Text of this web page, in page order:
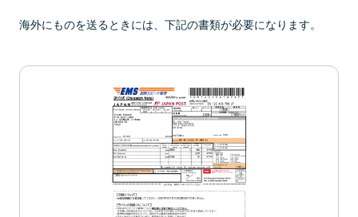
海外にものを送るときには、下記の書類が必要になります。